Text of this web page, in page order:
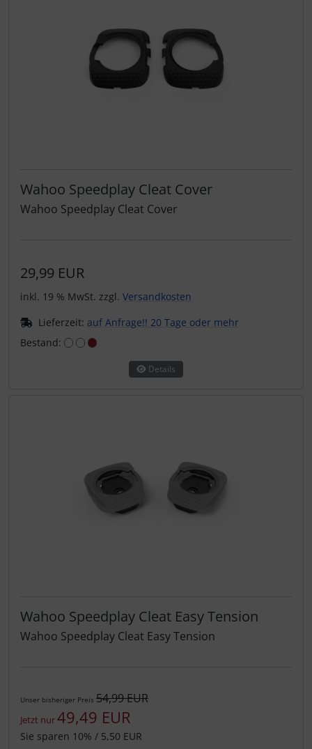
Wahoo Speedplay Cleat Cover
Wahoo Speedplay Cleat Cover
29,99 EUR
inkl. 19 % MwSt. zzgl. Versandkosten
Lieferzeit: auf Anfrage!! 20 Tage oder mehr
Bestand:
Details
Wahoo Speedplay Cleat Easy Tension
Wahoo Speedplay Cleat Easy Tension
Unser bisheriger Preis 54,99 EUR
Jetzt nur49,49 EUR
Sie sparen 10% / 5,50 EUR